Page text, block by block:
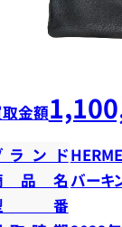
金額
ランド
品名バーキ
番